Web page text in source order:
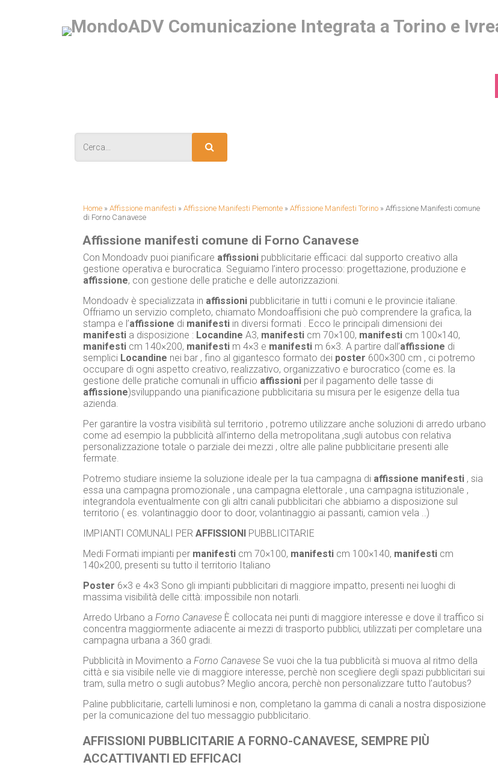
Home » Affissione manifesti » Affissione Manifesti Piemonte » Affissione Manifesti Torino » Affissione Manifesti comune
di Forno Canavese
Affissione manifesti comune di Forno Canavese
Con Mondoadv puoi pianificare affissioni pubblicitarie efficaci: dal supporto creativo alla
gestione operativa e burocratica. Seguiamo l’intero processo: progettazione, produzione e
affissione, con gestione delle pratiche e delle autorizzazioni.
Mondoadv è specializzata in affissioni pubblicitarie in tutti i comuni e le provincie italiane.
Offriamo un servizio completo, chiamato Mondoaffisioni che può comprendere la grafica, la
stampa e l’affissione di manifesti in diversi formati . Ecco le principali dimensioni dei
manifesti a disposizione : Locandine A3, manifesti cm 70×100, manifesti cm 100×140,
manifesti cm 140×200, manifesti m 4×3 e manifesti m 6×3. A partire dall’affissione di
semplici Locandine nei bar , fino al gigantesco formato dei poster 600×300 cm , ci potremo
occupare di ogni aspetto creativo, realizzativo, organizzativo e burocratico (come es. la
gestione delle pratiche comunali in ufficio affissioni per il pagamento delle tasse di
affissione)sviluppando una pianificazione pubblicitaria su misura per le esigenze della tua
azienda.
Per garantire la vostra visibilità sul territorio , potremo utilizzare anche soluzioni di arredo urbano
come ad esempio la pubblicità all’interno della metropolitana ,sugli autobus con relativa
personalizzazione totale o parziale dei mezzi , oltre alle paline pubblicitarie presenti alle
fermate.
Potremo studiare insieme la soluzione ideale per la tua campagna di affissione manifesti , sia
essa una campagna promozionale , una campagna elettorale , una campagna istituzionale ,
integrandola eventualmente con gli altri canali pubblicitari che abbiamo a disposizione sul
territorio ( es. volantinaggio door to door, volantinaggio ai passanti, camion vela ..)
IMPIANTI COMUNALI PER AFFISSIONI PUBBLICITARIE
Medi Formati impianti per manifesti cm 70×100, manifesti cm 100×140, manifesti cm
140×200, presenti su tutto il territorio Italiano
Poster 6×3 e 4×3 Sono gli impianti pubblicitari di maggiore impatto, presenti nei luoghi di
massima visibilità delle città: impossibile non notarli.
Arredo Urbano a Forno Canavese È collocata nei punti di maggiore interesse e dove il traffico si
concentra maggiormente adiacente ai mezzi di trasporto pubblici, utilizzati per completare una
campagna urbana a 360 gradi.
Pubblicità in Movimento a Forno Canavese Se vuoi che la tua pubblicità si muova al ritmo della
città e sia visibile nelle vie di maggiore interesse, perchè non scegliere degli spazi pubblicitari sui
tram, sulla metro o sugli autobus? Meglio ancora, perchè non personalizzare tutto l’autobus?
Paline pubblicitarie, cartelli luminosi e non, completano la gamma di canali a nostra disposizione
per la comunicazione del tuo messaggio pubblicitario.
AFFISSIONI PUBBLICITARIE A FORNO-CANAVESE, SEMPRE PIÙ
ACCATTIVANTI ED EFFICACI